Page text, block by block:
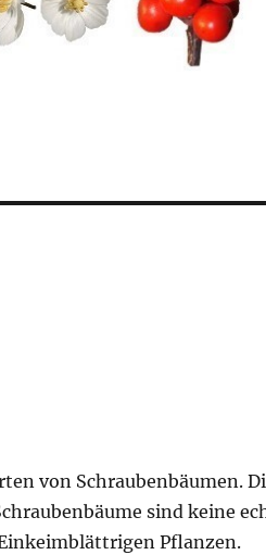
von Schraubenbäumen.
sind keine
Pflanzen.